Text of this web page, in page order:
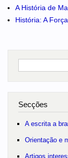
A História de
História: A
Pesquisar
no portal
Secções
A escrita a
Orientação e
Artigos